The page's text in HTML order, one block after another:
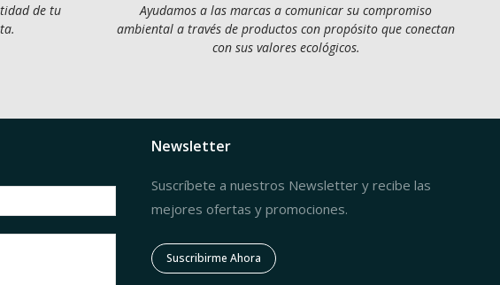
de tu
Ayudamos a las marcas a comunicar su compromiso
ambiental a través de productos con propósito que conectan
con sus valores ecológicos.
Newsletter
Suscríbete a nuestros Newsletter y recibe las
mejores ofertas y promociones.
Suscribirme Ahora